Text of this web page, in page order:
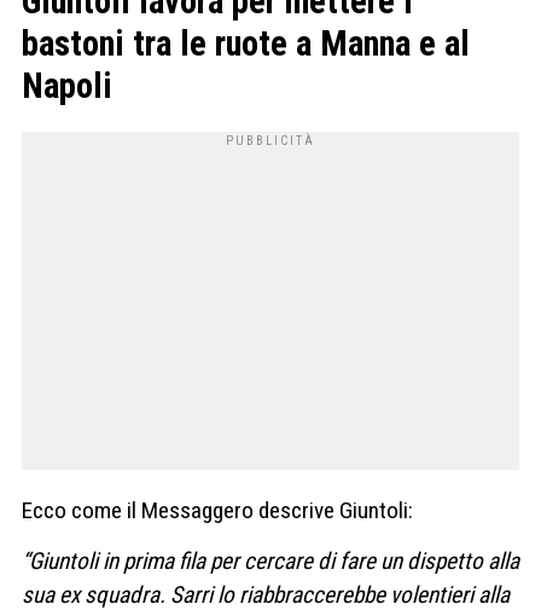
bastoni tra le ruote a Manna e al
Napoli
Ecco come il Messaggero descrive Giuntoli:
“Giuntoli in prima fila per cercare di fare un dispetto alla
sua ex squadra. Sarri lo riabbraccerebbe volentieri alla